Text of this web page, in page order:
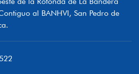
al BANHVI, San Pedro de